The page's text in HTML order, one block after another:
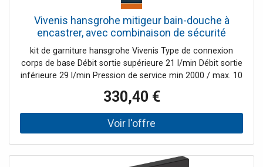
Vivenis hansgrohe mitigeur bain-douche à
encastrer, avec combinaison de sécurité
intégrée, noir mat
kit de garniture hansgrohe Vivenis Type de connexion
corps de base Débit sortie supérieure 21 l/min Débit sortie
inférieure 29 l/min Pression de service min 2000 / max. 10
température réglable Inverseur à réarmement
automatique avec silencieux avec combinaison de
sécurité intégrée selon EN 1717
330,40 €